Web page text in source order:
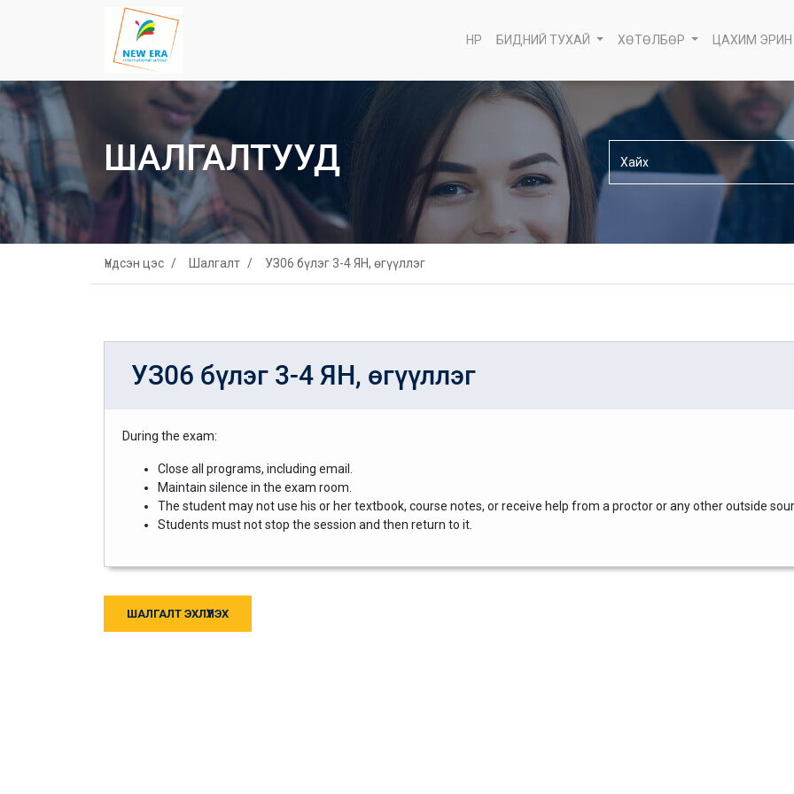
НҮҮР БИДНИЙ ТУХАЙ ХӨТӨЛБӨР ЦАХИМ ЭРИН
ШАЛГАЛТУУД
Үндсэн цэс Шалгалт УЗ06 бүлэг 3-4 ЯН, өгүүллэг
УЗ06 бүлэг 3-4 ЯН, өгүүллэг
During the exam:
Close all programs, including email.
Maintain silence in the exam room.
The student may not use his or her textbook, course notes, or receive help from a proctor or any other outside
Students must not stop the session and then return to it.
ШАЛГАЛТ ЭХЛҮҮЛЭХ